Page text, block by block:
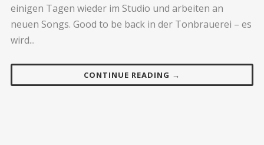
einigen Tagen wieder im Studio und arbeiten an
neuen Songs. Good to be back in der Tonbrauerei – es
wird...
CONTINUE READING →